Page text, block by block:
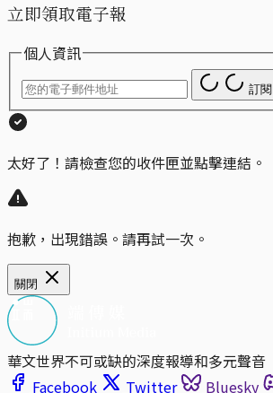
立即領取電子報
個人資訊
訂閱
太好了！請檢查您的收件匣並點擊連結。
抱歉，出現錯誤。請再試一次。
關閉
華文世界不可或缺的深度報導和多元聲音
Facebook
Twitter Bluesky